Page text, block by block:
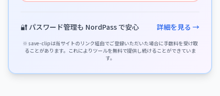
🔐 パスワード管理も NordPass で安心 詳細を見る →
※ save-clipは当サイトのリンク経由でご登録いただいた場合に手数料を受け取
ることがあります。これによりツールを無料で提供し続けることができていま
す。